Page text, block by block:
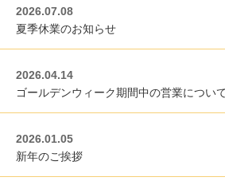
2026.07.08
夏季休業のお知らせ
2026.04.14
ゴールデンウィーク期間中の営業につい
2026.01.05
新年のご挨拶